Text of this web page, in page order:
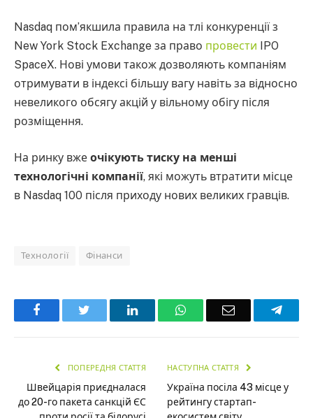
Nasdaq пом’якшила правила на тлі конкуренції з
New York Stock Exchange за право провести IPO
SpaceX. Нові умови також дозволяють компаніям
отримувати в індексі більшу вагу навіть за відносно
невеликого обсягу акцій у вільному обігу після
розміщення.
На ринку вже очікують тиску на менші
технологічні компанії, які можуть втратити місце
в Nasdaq 100 після приходу нових великих гравців.
Технології Фінанси
Facebook LinkedInWhatsAppEmail
ПОПЕРЕДНЯ СТАТТЯ
Швейцарія приєдналася
до 20-го пакета санкцій ЄС
НАСТУПНА СТАТТЯ
Україна посіла 43 місце у
рейтингу стартап-